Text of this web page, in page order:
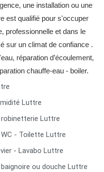
une installation ou une
est qualifié pour s'occuper
professionnelle et dans le
sur un climat de confiance .
réparation d’écoulement,
chauffe-eau - boiler.
Luttre
Luttre
- Toilette Luttre
- Lavabo Luttre
ou douche Luttre